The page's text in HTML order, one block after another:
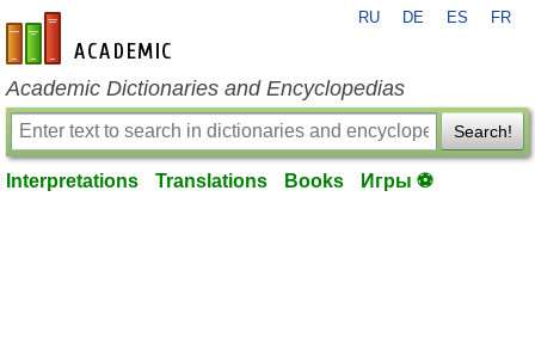
en-academic.com
RU DE ES FR
Academic Dictionaries and Encyclopedias
Search!
Interpretations Translations Books Игры ⚽